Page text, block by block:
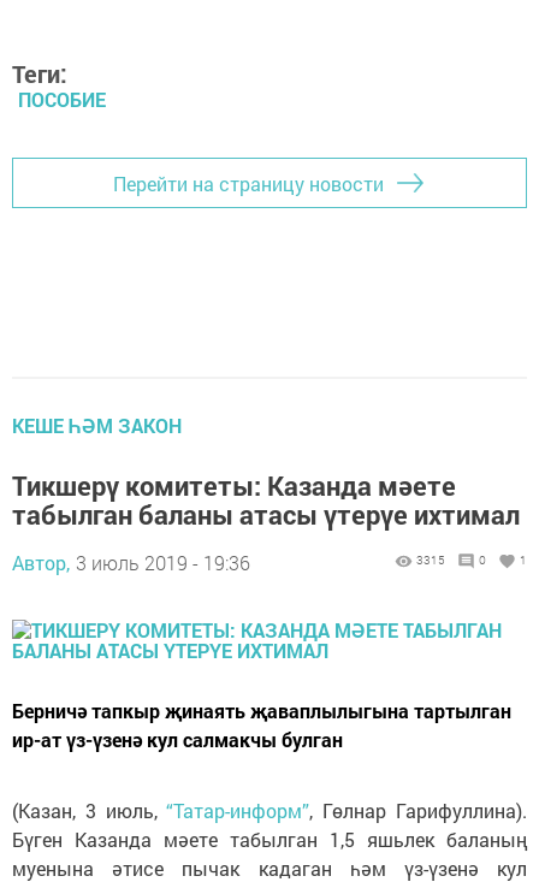
Теги:
ПОСОБИЕ
Перейти на страницу новости
КЕШЕ ҺӘМ ЗАКОН
Тикшерү комитеты: Казанда мәете
табылган баланы атасы үтерүе ихтимал
Автор, 3 июль 2019 - 19:36 3315 0 1
Берничә тапкыр җинаять җаваплылыгына тартылган
ир-ат үз-үзенә кул салмакчы булган
(Казан, 3 июль,“Татар-информ”, Гөлнар Гарифуллина).
Бүген Казанда мәете табылган 1,5 яшьлек баланың
муенына әтисе пычак кадаган һәм үз-үзенә кул